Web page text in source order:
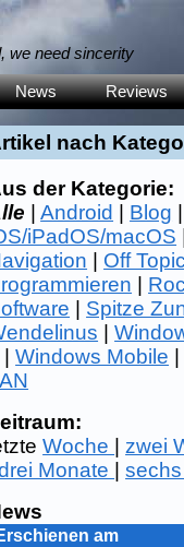
we need sincerity
News Reviews
nach
der Kategorie:
|Android Blog
iPadOS/macOS
Off
Spitze
|
|Windows Mobile
Woche
zwei
Monate |
am